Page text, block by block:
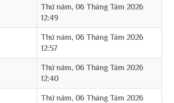
Thứ năm, 06 Tháng Tám 2026
12:49
Thứ năm, 06 Tháng Tám 2026
12:57
Thứ năm, 06 Tháng Tám 2026
12:40
Thứ năm, 06 Tháng Tám 2026